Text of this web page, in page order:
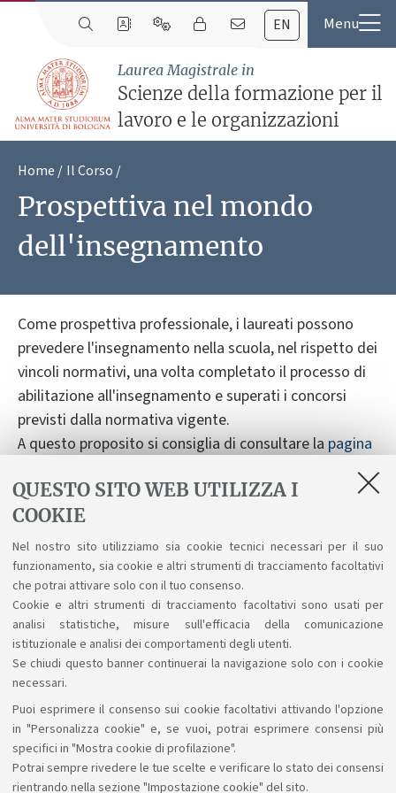
QUESTO SITO WEB UTILIZZA I
COOKIE
Nel nostro sito utilizziamo sia cookie tecnici necessari per il suo
funzionamento, sia cookie e altri strumenti di tracciamento facoltativi
che potrai attivare solo con il tuo consenso.
Cookie e altri strumenti di tracciamento facoltativi sono usati per
analisi statistiche, misure sull'efficacia della comunicazione
istituzionale e analisi dei comportamenti degli utenti.
Se chiudi questo banner continuerai la navigazione solo con i cookie
necessari.
Puoi esprimere il consenso sui cookie facoltativi attivando l'opzione
in "Personalizza cookie" e, se vuoi, potrai esprimere consensi più
specifici in "Mostra cookie di profilazione".
Potrai sempre rivedere le tue scelte e verificare lo stato dei consensi
rientrando nella sezione "Impostazione cookie" del sito.
EN
Laurea Magistrale in
Scienze della formazione per il
lavoro e le organizzazioni
Home Il Corso
Prospettiva nel mondo
dell'insegnamento
Come prospettiva professionale, i laureati possono
prevedere l'insegnamento nella scuola, nel rispetto dei
vincoli normativi, una volta completato il processo di
abilitazione all'insegnamento e superati i concorsi
previsti dalla normativa vigente.
A questo proposito si consiglia di consultare la pagina
Per ulteriori informazioni è possibile contattare la
Tutor del Corso al seguente indirizzo
mail:didatticascienzeformazione.lmeducazioneperma
nente@unibo.it
Sosteniamo il diritto alla conoscenza
Seguici su: